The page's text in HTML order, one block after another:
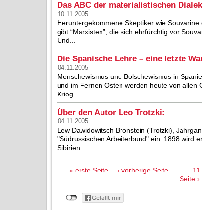
Das ABC der materialistischen
10.11.2005
Heruntergekommene Skeptiker wie
gibt “Marxisten”, die sich ehrfürchtig vor
Und...
Die Spanische Lehre – eine letzte
04.11.2005
Menschewismus und Bolschewismus in
und im Fernen Osten werden heute von allen
Krieg...
Über den Autor Leo Trotzki:
04.11.2005
Lew Dawidowitsch Bronstein (Trotzki),
"Südrussischen Arbeiterbund" ein. 1898 wird
Sibirien...
Seiten
« erste Seite ‹ vorherige Seite 11
Seite ›